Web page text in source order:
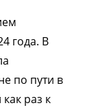
года. В
по пути в
раз к